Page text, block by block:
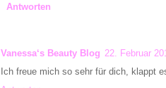
Antworten
Vanessa‘s Beauty Blog 22. Februar
Ich freue mich so sehr für dich, klappt